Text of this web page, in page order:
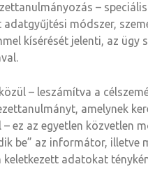
–
módszer,
kísérését jelenti, az
– leszámítva a
amelynek
ez az egyetlen közvetlen
be” az informátor,
keletkezett adatokat